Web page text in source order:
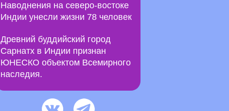
Наводнения на северо-востоке
Индии унесли жизни 78 человек
Древний буддийский город
Сарнатх в Индии признан
ЮНЕСКО объектом Всемирного
наследия.